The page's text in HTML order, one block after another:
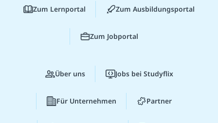
Zum Lernportal Zum Ausbildungsportal
Zum Jobportal
Über uns Jobs bei Studyflix
Für Unternehmen Partner